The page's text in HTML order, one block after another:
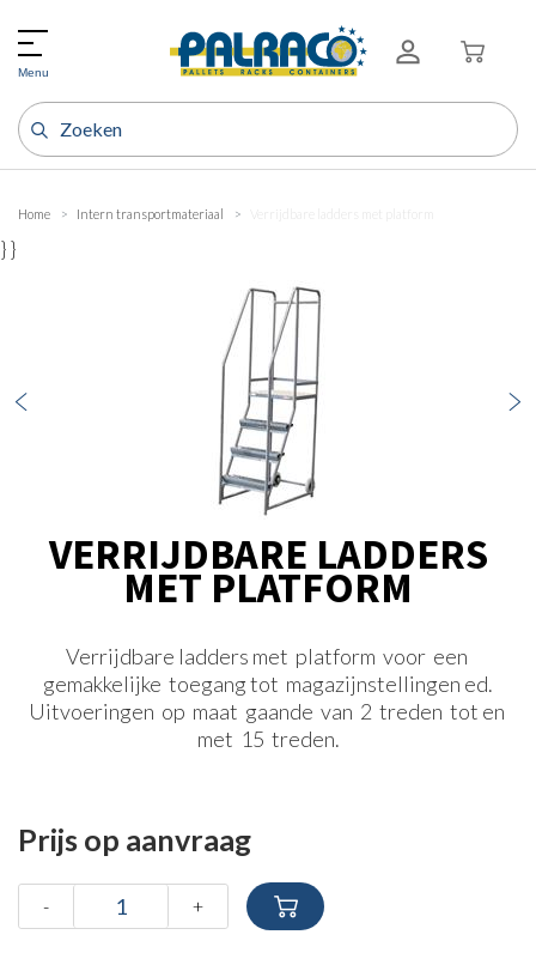
Menu
Home Intern transportmateriaal
} }
VERRIJDBARE LADDERS
MET PLATFORM
Verrijdbare ladders met platform voor een
gemakkelijke toegang tot magazijnstellingen ed.
Uitvoeringen op maat gaande van 2 treden tot en
met 15 treden.
Prijs op aanvraag
- +